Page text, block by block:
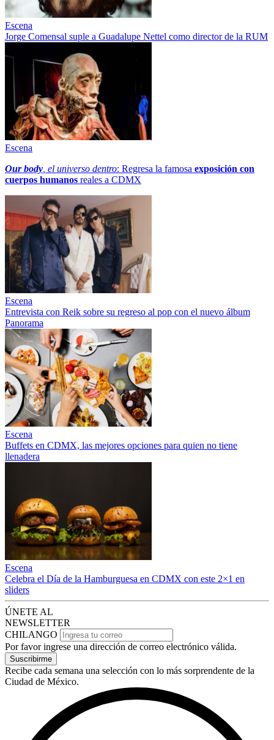
Escena
Jorge Comensal suple a Guadalupe Nettel como director de la RUM
Escena
Our body , el universo dentro: Regresa la famosa exposición con
cuerpos humanos reales a CDMX
Escena
Entrevista con Reik sobre su regreso al pop con el nuevo álbum
Panorama
Escena
Buffets en CDMX, las mejores opciones para quien no tiene
llenadera
Escena
Celebra el Día de la Hamburguesa en CDMX con este 2×1 en
sliders
ÚNETE AL
NEWSLETTER
CHILANGO
Por favor ingrese una dirección de correo electrónico válida.
Suscribirme
Recibe cada semana una selección con lo más sorprendente de la
Ciudad de México.